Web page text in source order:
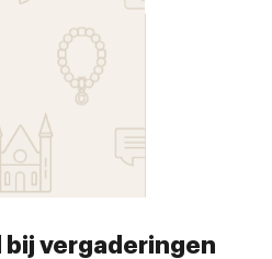
bij vergaderingen